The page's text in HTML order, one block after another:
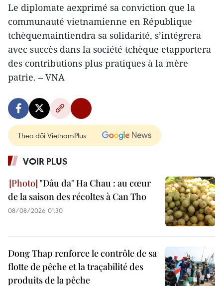
Le diplomate aexprimé sa conviction que la
communauté vietnamienne en République
tchèquemaintiendra sa solidarité, s’intégrera
avec succès dans la société tchèque etapportera
des contributions plus pratiques à la mère
patrie. – VNA
Theo dõi VietnamPlus
VOIR PLUS
"Dâu da" Ha Chau : au cœur
de la saison des récoltes à Can Tho
08/08/2026 01:30
Dong Thap renforce le contrôle de sa
flotte de pêche et la traçabilité des
produits de la pêche